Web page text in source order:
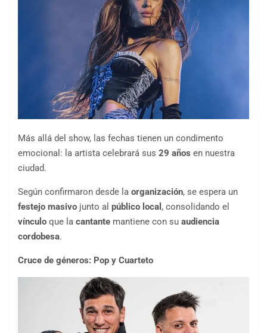
Más allá del show, las fechas tienen un condimento
emocional: la artista celebrará sus 29 años en nuestra
ciudad.
Según confirmaron desde la organización, se espera un
festejo masivo junto al público local , consolidando el
vínculo que la cantante mantiene con su audiencia
cordobesa.
Cruce de géneros: Pop y Cuarteto